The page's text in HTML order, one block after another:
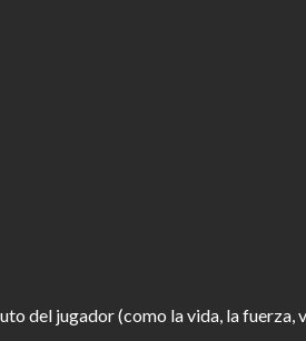
del jugador (como la vida, la fuerza,